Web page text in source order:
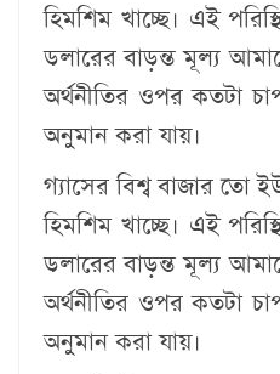
হিমশিম খাচ্ছে। এই
ডলারের বাড়ন্ত মূল্য
অর্থনীতির ওপর কতটা
অনুমান করা যায়।
গ্যাসের বিশ্ব বাজার তো
হিমশিম খাচ্ছে। এই
ডলারের বাড়ন্ত মূল্য
অর্থনীতির ওপর কতটা
অনুমান করা যায়।